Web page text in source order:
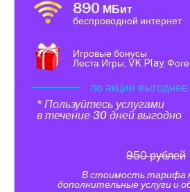
890 МБит
беспроводной интернет
Игровые бонусы
Леста Игры, VK Play,
по акции выгоднее
* Пользуйтесь услугами
в течение 30 дней выгодно
950 рублей
В стоимость тарифа
дополнительные услуги и